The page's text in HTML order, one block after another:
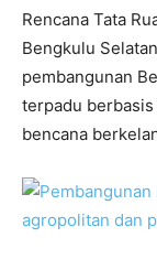
Rencana Tata
Bengkulu
pembangunan
terpadu
bencana